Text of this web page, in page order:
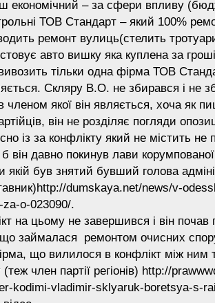
економічний – за сфери впливу
ТОВ Стандарт – який 100%
ремонт вулиць(стелить
авто вишку яка куплена за
вивозить тільки одна фірма ТОВ
Скляру В.О. не збирався і не
членом якої він являється, хоча як
він не розділяє погляди
із за конфлікту який не містить не
він давно покинув лави корумпованої
якій був знятий бувший голова
dumskaya.net/news/v-
za-o-023090/.
на цьому не завершився і він почав
займалася ремонтом очисних
що вилилося в конфлікт між ним
(теж член партії регіонів) http://
kodimi-vladimir-sklyaruk-boretsya-s-